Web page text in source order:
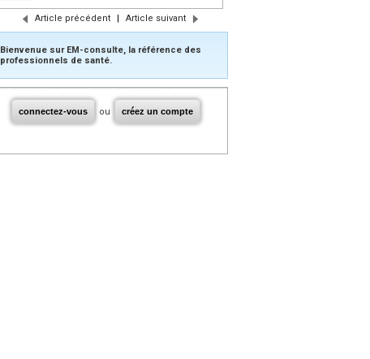
Article précédent | Article suivant
Bienvenue sur EM-consulte, la référence des
professionnels de santé.
connectez-vous ou créez un compte